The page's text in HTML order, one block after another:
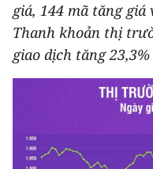
DU LỊCH
THẾ GIỚI
GIÁO DỤC
giá, 144 mã tăng
Thanh khoản thị
giao dịch tăng